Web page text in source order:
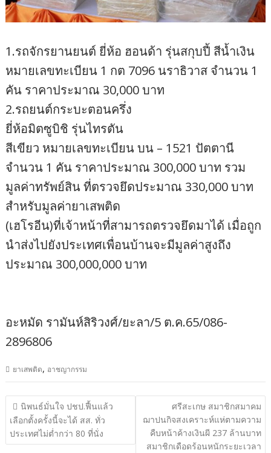
​​1.รถจักรยานยนต์ ยี่ห้อ ฮอนด้า รุ่นสกุบปี้ สีน้ำเงิน
หมายเลขทะเบียน 1 กต 7096 นราธิวาส จำนวน 1
คัน ราคาประมาณ 30,000 บาท
​​2.รถยนต์กระบะตอนครึ่ง
ยี่ห้อมิตซูบิชิ รุ่นไทรตัน
สีเขียว หมายเลขทะเบียน บน – 1521 ปัตตานี
จำนวน 1 คัน ราคาประมาณ 300,000 บาท รวม
มูลค่าทรัพย์สิน ที่ตรวจยึดประมาณ 330,000 บาท ​
สำหรับมูลค่ายาเสพติด
(เฮโรอีน)ที่เจ้าหน้าที่สามารถตรวจยึดมาได้ เมื่อถูก
นำส่งไปยังประเทศเพื่อนบ้านจะมีมูลค่าสูงถึง
ประมาณ 300,000,000 บาท
อะหมัด รามันห์สิริวงศ์/ยะลา/5 ต.ค.65/086-
2896806
ยาเสพติด, อาชญากรรม
แนะแนว
เรื่อง
นิพนธ์มั่นใจ ปชป.ฟื้นแล้ว
เลือกตั้งครั้งนี้จะได้ สส. ทั่ว
ประเทศไม่ต่ำกว่า 80 ที่นั่ง
ศรีสะเกษ สมาชิกสมาคม
ฌาปนกิจสงเคราะห์แห่ตามความ
คืบหน้าค้างเงินผี 237 ล้านบาท
สมาชิกเดือดร้อนหนักระยะเวลา